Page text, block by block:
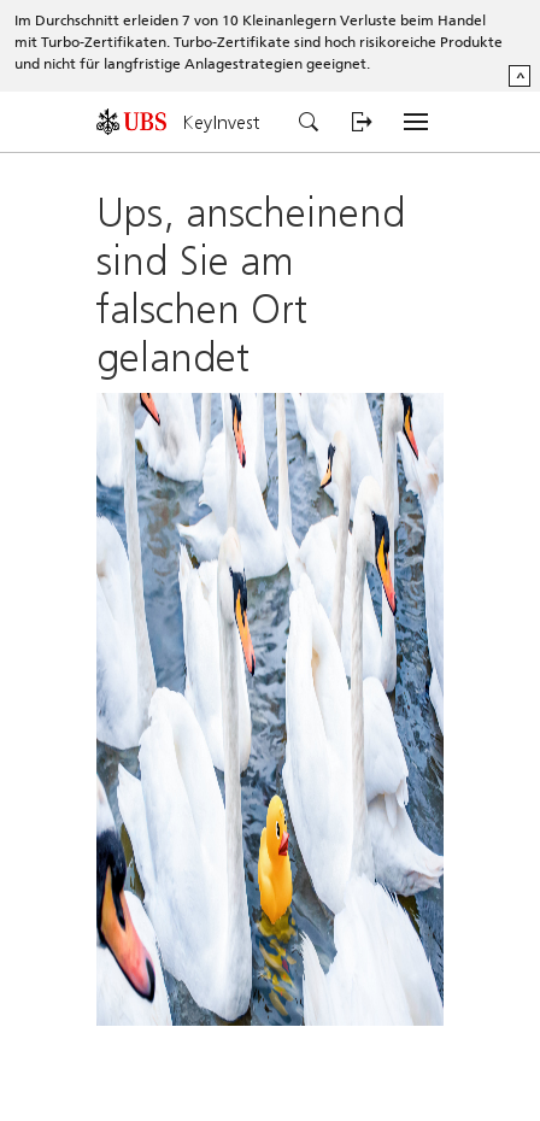
Im Durchschnitt erleiden 7 von 10 Kleinanlegern Verluste beim Handel
mit Turbo-Zertifikaten. Turbo-Zertifikate sind hoch risikoreiche Produkte
und nicht für langfristige Anlagestrategien geeignet.
^
KeyInvest
Ups, anscheinend
sind Sie am
falschen Ort
gelandet